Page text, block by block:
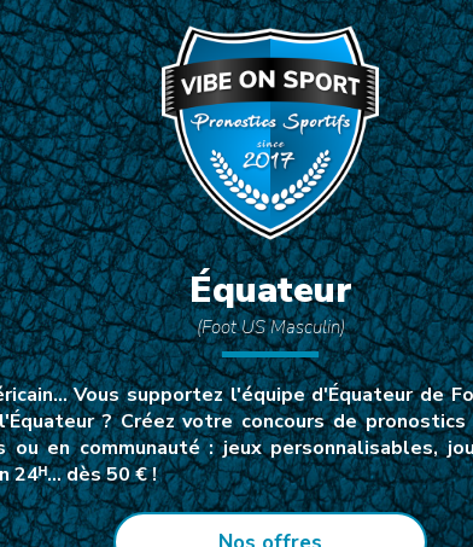
Équateur
(Foot US Masculin)
Vous supportez l'équipe d'Équateur de
? Créez votre concours de
en communauté : jeux personnalisables,
24ᴴ… dès 50 € !